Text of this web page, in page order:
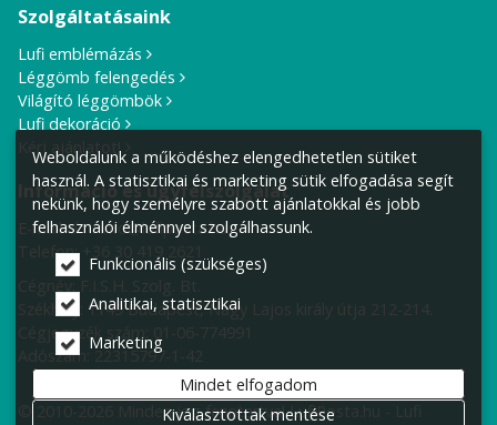
Szolgáltatásaink
Lufi emblémázás
Léggömb felengedés
Világító léggömbök
Lufi dekoráció
Kérj ajánlatot!
Információ és ügyfélszolgálat
E-mail cím:info@lufiposta.hu
Telefon:+36 30 419 2621
Cégnév: F.I.S.H. Szolg. Bt.
Székhely: 1149 Budapest, Nagy Lajos király útja 212-214.
Cégjegyzék szám: 01-06-774991
Adószám: 22315797-1-42
© 2010-2026 Minden jog fenntartva! LufiPosta.hu - Lufi
Weboldalunk a működéshez elengedhetetlen sütiket
használ. A statisztikai és marketing sütik elfogadása segít
nekünk, hogy személyre szabott ajánlatokkal és jobb
felhasználói élménnyel szolgálhassunk.
Funkcionális (szükséges)
Analitikai, statisztikai
Marketing
Mindet elfogadom
Kiválasztottak mentése